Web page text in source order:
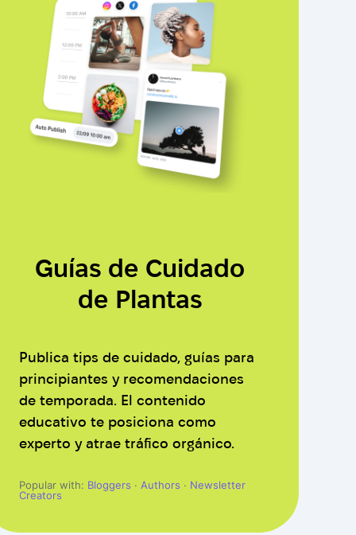
Guías de Cuidado
de Plantas
Publica tips de cuidado, guías para
principiantes y recomendaciones
de temporada. El contenido
educativo te posiciona como
experto y atrae tráfico orgánico.
Popular with: Bloggers · Authors · Newsletter
Creators